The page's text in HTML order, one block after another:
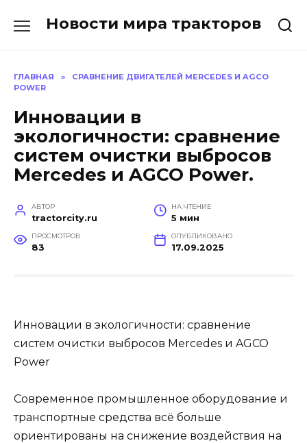
Новости мира тракторов
ГЛАВНАЯ »
СРАВНЕНИЕ ДВИГАТЕЛЕЙ MERCEDES И AGCO
POWER
Инновации в
экологичности: сравнение
систем очистки выбросов
Mercedes и AGCO Power.
АВТОР
tractorcity.ru
НА ЧТЕНИЕ
5 мин
ПРОСМОТРОВ
83
ОПУБЛИКОВАНО
17.09.2025
Инновации в экологичности: сравнение
систем очистки выбросов Mercedes и AGCO
Power
Современное промышленное оборудование и
транспортные средства всё больше
ориентированы на снижение воздействия на